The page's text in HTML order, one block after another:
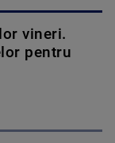
vineri.
pentru